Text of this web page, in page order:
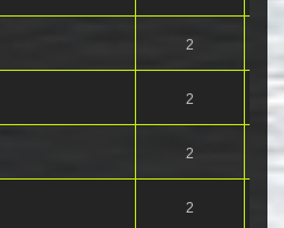
2
2
2
2